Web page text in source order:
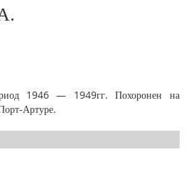
1946 — 1949гг. Похоронен на
Артуре.